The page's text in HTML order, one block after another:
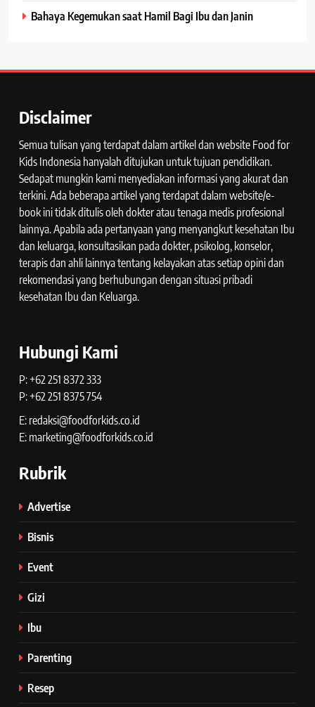
Bahaya Kegemukan saat Hamil Bagi Ibu dan Janin
Disclaimer
Semua tulisan yang terdapat dalam artikel dan website Food for
Kids Indonesia hanyalah ditujukan untuk tujuan pendidikan.
Sedapat mungkin kami menyediakan informasi yang akurat dan
terkini. Ada beberapa artikel yang terdapat dalam website/e-
book ini tidak ditulis oleh dokter atau tenaga medis profesional
lainnya. Apabila ada pertanyaan yang menyangkut kesehatan Ibu
dan keluarga, konsultasikan pada dokter, psikolog, konselor,
terapis dan ahli lainnya tentang kelayakan atas setiap opini dan
rekomendasi yang berhubungan dengan situasi pribadi
kesehatan Ibu dan Keluarga.
Hubungi Kami
P: +62 251 8372 333
P: +62 251 8375 754
E: redaksi@foodforkids.co.id
E: marketing@foodforkids.co.id
Rubrik
Advertise
Bisnis
Event
Gizi
Ibu
Parenting
Resep